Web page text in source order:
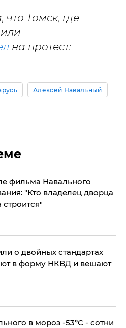
Томск, где
на протест:
Алексей Навальный
фильма Навального
"Кто ​владелец дворца
строится"
о двойных стандартах
в форму НКВД и вешают
в мороз -53°C - сотни